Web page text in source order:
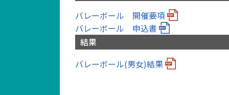
バレーボール 開催要項
バレーボール 申込書
結果
バレーボール(男女)結果